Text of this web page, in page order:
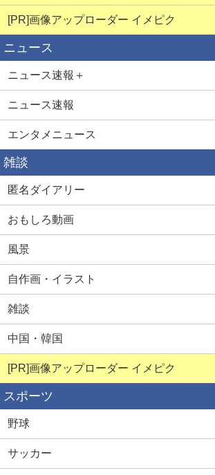
[PR]画像アップローダー イメピク
ニュース
ニュース速報＋
ニュース速報
エンタメニュース
雑談
匿名ダイアリー
おもしろ動画
風景
自作画・イラスト
雑談
中国・韓国
[PR]画像アップローダー イメピク
スポーツ
野球
サッカー